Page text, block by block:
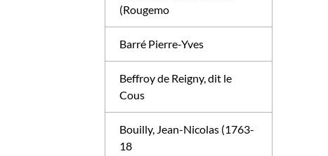
(Rougemo
Barré Pierre-Yves
Beffroy de Reigny, dit le
Cous
Bouilly, Jean-Nicolas (1763-
18